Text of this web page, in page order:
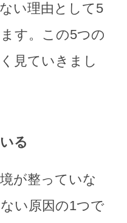
い理由として5
す。この5つの
見ていきまし
る
が整っていな
い原因の1つで